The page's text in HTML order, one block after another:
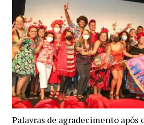
Palavras de agradecimento após